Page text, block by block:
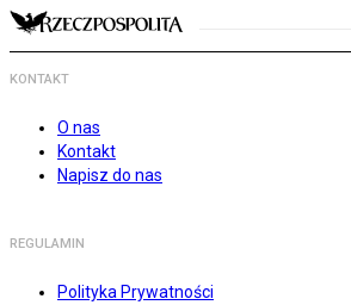
KONTAKT
O nas
Kontakt
Napisz do nas
REGULAMIN
Polityka Prywatności